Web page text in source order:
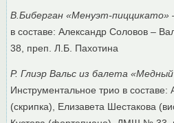
В.Биберган «Менуэт-пиццикато»
в составе: Александр Соловов –
38, преп. Л.Б. Пахотина
Р. Глиэр Вальс из балета «Медный
Инструментальное трио в составе:
(скрипка), Елизавета Шестакова